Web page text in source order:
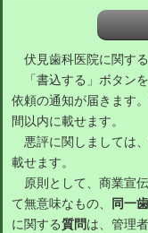
伏見歯科医院に関する
「書込する」ボタン
依頼の通知が届きます
間以内に載せます。
悪評に関しましては
載せます。
原則として、商業宣
て無意味なもの、
同一
に関する質問は、管理